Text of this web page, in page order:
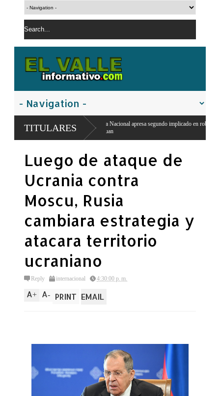
TITULARES
Policía Nacional apresa segundo implicado en robo de RD$15 mil y mercancías de
San Juan
Carolina Mejía
Luego de ataque de
Ucrania contra
Moscu, Rusia
cambiara estrategia y
atacara territorio
ucraniano
Reply internacional 4:30:00 p. m.
A+ A- PRINT EMAIL